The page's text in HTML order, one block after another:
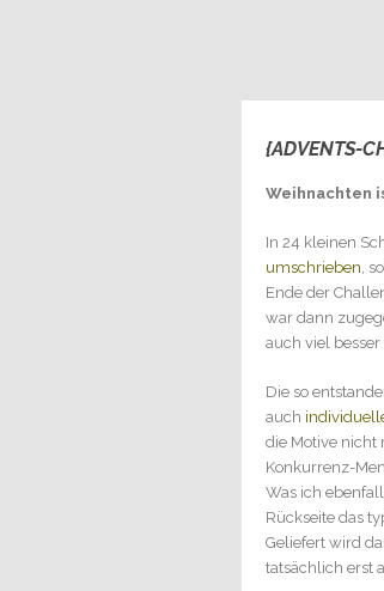
{ADVENTS-
Weihnachten
In 24 kleinen
umschrieben,
Ende der
war dann
auch viel besser
Die so
auch
die Motive nicht
Konkurrenz-
Was ich
Rückseite das
Geliefert wird
tatsächlich erst